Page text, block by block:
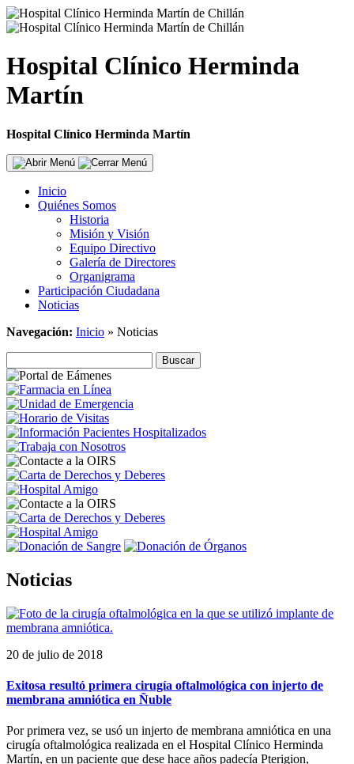
Hospital Clínico Herminda
Martín
Hospital Clínico Herminda Martín
Inicio
Quiénes Somos
Historia
Misión y Visión
Equipo Directivo
Galería de Directores
Organigrama
Participación Ciudadana
Noticias
Navegación: Inicio » Noticias
Noticias
20 de julio de 2018
Exitosa resultó primera cirugía oftalmológica con injerto de
membrana amniótica en Ñuble
Por primera vez, se usó un injerto de membrana amniótica en una
cirugía oftalmológica realizada en el Hospital Clínico Herminda
Martín, en un paciente que dese hace años padecía Pterigion,